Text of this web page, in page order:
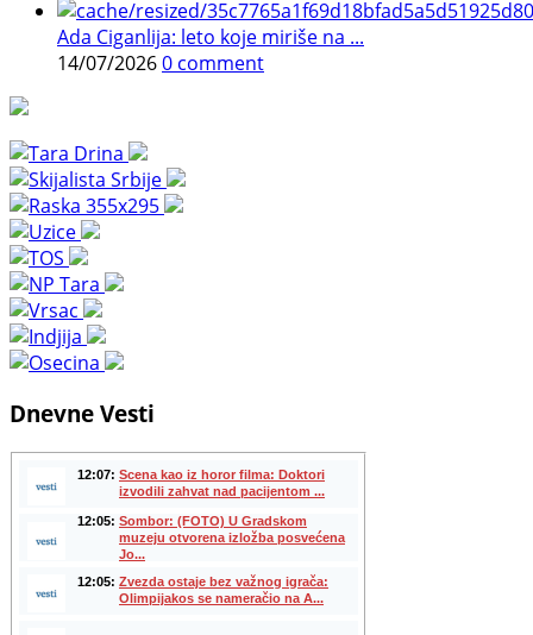
Ada Ciganlija: leto koje miriše na ...
14/07/20260 comment
Dnevne Vesti